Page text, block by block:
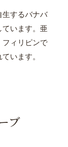
生するバナバ
います。亜
フィリピンで
います。
ブ